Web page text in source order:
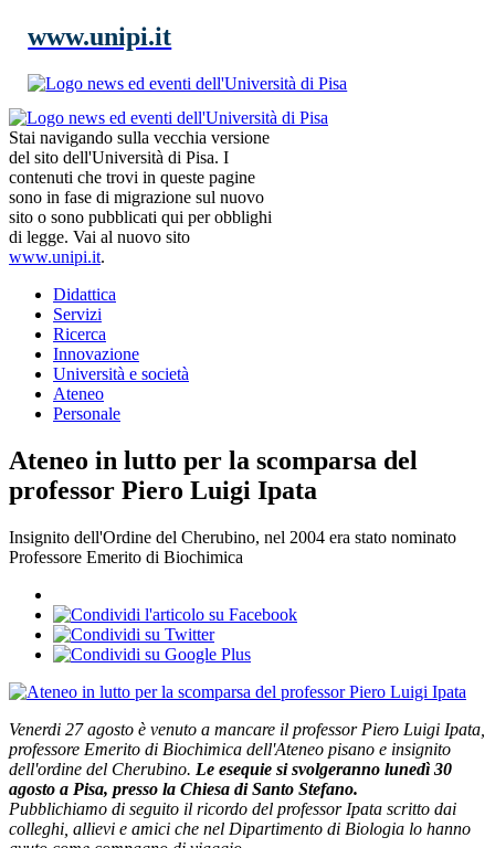
www.unipi.it
Stai navigando sulla vecchia versione
del sito dell'Università di Pisa. I
contenuti che trovi in queste pagine
sono in fase di migrazione sul nuovo
sito o sono pubblicati qui per obblighi
di legge. Vai al nuovo sito
www.unipi.it.
Didattica
Servizi
Ricerca
Innovazione
Università e società
Ateneo
Personale
Ateneo in lutto per la scomparsa del
professor Piero Luigi Ipata
Insignito dell'Ordine del Cherubino, nel 2004 era stato nominato
Professore Emerito di Biochimica
Venerdi 27 agosto è venuto a mancare il professor Piero Luigi Ipata,
professore Emerito di Biochimica dell'Ateneo pisano e insignito
dell'ordine del Cherubino. Le esequie si svolgeranno lunedì 30
agosto a Pisa, presso la Chiesa di Santo Stefano.
Pubblichiamo di seguito il ricordo del professor Ipata scritto dai
colleghi, allievi e amici che nel Dipartimento di Biologia lo hanno